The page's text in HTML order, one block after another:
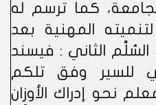
كما ترسم له
المهنية بعد
السُلَّم الثاني : فيسند
للسير وفق تلكم
نحو إدراك الأوزان